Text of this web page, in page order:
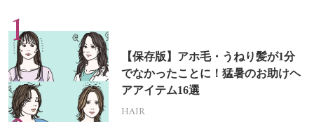
【保存版】アホ毛・うねり髪が1分
でなかったことに！猛暑のお助けヘ
アアイテム16選
HAIR